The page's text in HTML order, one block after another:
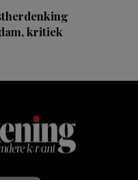
kritiek